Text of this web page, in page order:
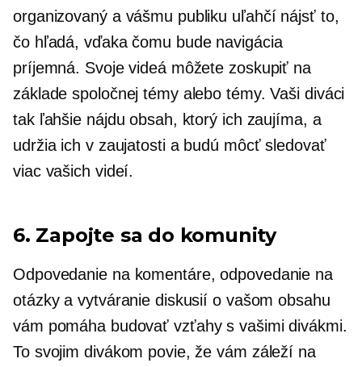
organizovaný a vášmu publiku uľahčí nájsť to,
čo hľadá, vďaka čomu bude navigácia
príjemná. Svoje videá môžete zoskupiť na
základe spoločnej témy alebo témy. Vaši diváci
tak ľahšie nájdu obsah, ktorý ich zaujíma, a
udržia ich v zaujatosti a budú môcť sledovať
viac vašich videí.
6. Zapojte sa do komunity
Odpovedanie na komentáre, odpovedanie na
otázky a vytváranie diskusií o vašom obsahu
vám pomáha budovať vzťahy s vašimi divákmi.
To svojim divákom povie, že vám záleží na